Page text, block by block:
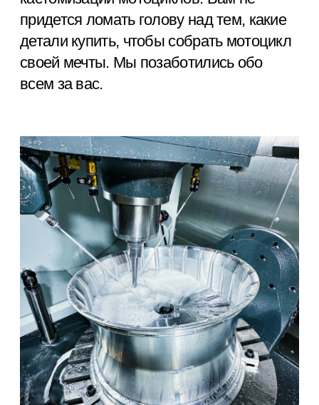
Мы используем 5-осевые фрезерные
станки для обработки всех
алюминиевых и стальных деталей. Это
оборудование не ограничивает нас в
всегда стремимся внедрять их в наши
проекты.